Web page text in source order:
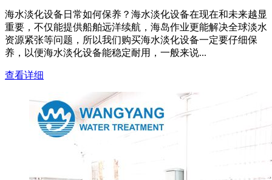
海水淡化设备日常如何保养？海水淡化设备在现在和未来越显
重要，不仅能提供船舶远洋续航，海岛作业更能解决全球淡水
资源紧张等问题，所以我们购买海水淡化设备一定要仔细保
养，以便海水淡化设备能稳定耐用，一般来说...
查看详细